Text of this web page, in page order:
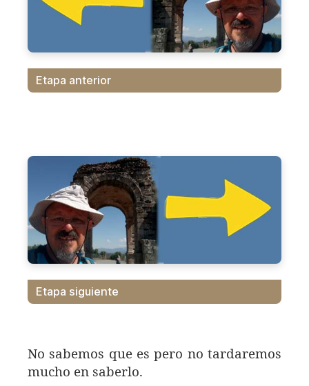
Etapa anterior
Etapa siguiente
No sabemos que es pero no tardaremos
mucho en saberlo.